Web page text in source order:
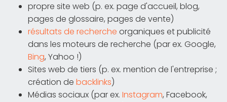
propre site web (p. ex. page d'accueil, blog,
pages de glossaire, pages de vente)
résultats de recherche organiques et publicité
dans les moteurs de recherche (par ex. Google,
Bing, Yahoo !)
Sites web de tiers (p. ex. mention de l'entreprise ;
création de backlinks)
Médias sociaux (par ex. Instagram, Facebook,